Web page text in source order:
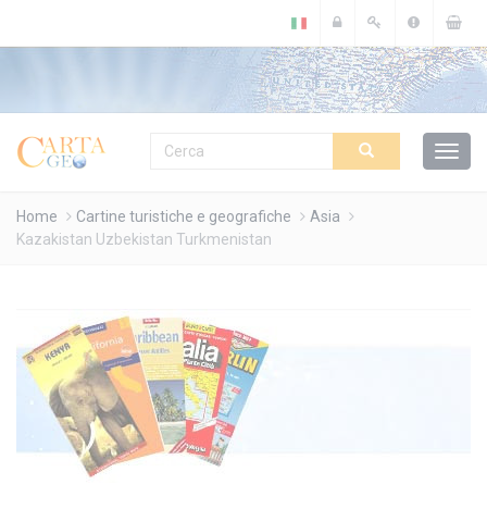
Home Cartine turistiche e geografiche
Asia
Kazakistan Uzbekistan Turkmenistan